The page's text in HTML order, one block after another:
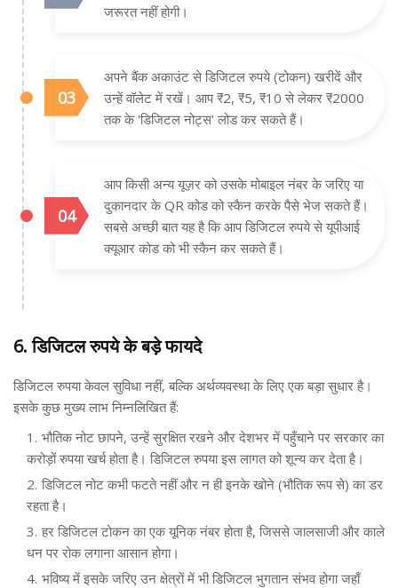
जरूरत नहीं होगी।
अपने बैंक अकाउंट से डिजिटल रुपये (टोकन) खरीदें और
उन्हें वॉलेट में रखें। आप ₹2, ₹5, ₹10 से लेकर ₹2000
तक के 'डिजिटल नोट्स' लोड कर सकते हैं।
आप किसी अन्य यूज़र को उसके मोबाइल नंबर के जरिए या
दुकानदार के QR कोड को स्कैन करके पैसे भेज सकते हैं।
सबसे अच्छी बात यह है कि आप डिजिटल रुपये से यूपीआई
क्यूआर कोड को भी स्कैन कर सकते हैं।
6. डिजिटल रुपये के बड़े फायदे
डिजिटल रुपया केवल सुविधा नहीं, बल्कि अर्थव्यवस्था के लिए एक बड़ा सुधार है।
इसके कुछ मुख्य लाभ निम्नलिखित हैं:
भौतिक नोट छापने, उन्हें सुरक्षित रखने और देशभर में पहुँचाने पर सरकार का
करोड़ों रुपया खर्च होता है। डिजिटल रुपया इस लागत को शून्य कर देता है।
डिजिटल नोट कभी फटते नहीं और न ही इनके खोने (भौतिक रूप से) का डर
रहता है।
हर डिजिटल टोकन का एक यूनिक नंबर होता है, जिससे जालसाजी और काले
धन पर रोक लगाना आसान होगा।
भविष्य में इसके जरिए उन क्षेत्रों में भी डिजिटल भुगतान संभव होगा जहाँ